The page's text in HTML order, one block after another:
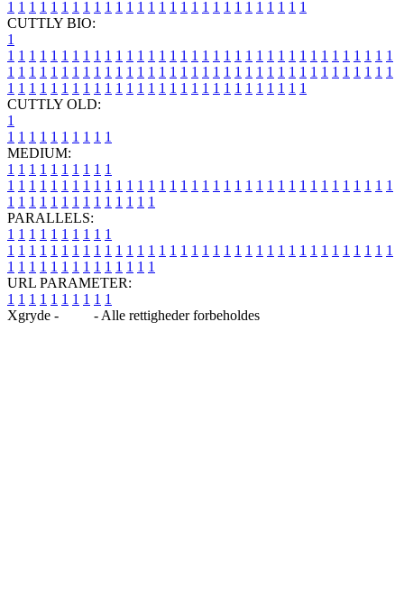
1 1 1 1 1 1 1 1 1 1 1 1 1 1 1 1 1 1 1 1 1 1 1 1 1 1 1 1
CUTTLY BIO:
1
1 1 1 1 1 1 1 1 1 1 1 1 1 1 1 1 1 1 1 1 1 1 1 1 1 1 1 1 1 1 1 1 1 1 1 1
1 1 1 1 1 1 1 1 1 1 1 1 1 1 1 1 1 1 1 1 1 1 1 1 1 1 1 1 1 1 1 1 1 1 1 1
1 1 1 1 1 1 1 1 1 1 1 1 1 1 1 1 1 1 1 1 1 1 1 1 1 1 1 1
CUTTLY OLD:
1
1 1 1 1 1 1 1 1 1 1
MEDIUM:
1 1 1 1 1 1 1 1 1 1
1 1 1 1 1 1 1 1 1 1 1 1 1 1 1 1 1 1 1 1 1 1 1 1 1 1 1 1 1 1 1 1 1 1 1 1
1 1 1 1 1 1 1 1 1 1 1 1 1 1
PARALLELS:
1 1 1 1 1 1 1 1 1 1
1 1 1 1 1 1 1 1 1 1 1 1 1 1 1 1 1 1 1 1 1 1 1 1 1 1 1 1 1 1 1 1 1 1 1 1
1 1 1 1 1 1 1 1 1 1 1 1 1 1
URL PARAMETER:
1 1 1 1 1 1 1 1 1 1
Xgryde -
- Alle rettigheder forbeholdes